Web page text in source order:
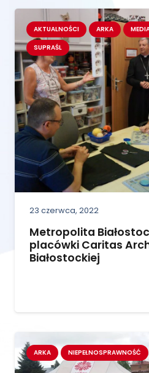
AKTUALNOŚCI ARKA
SUPRAŚL
23 czerwca, 2022
Metropolita
placówki Caritas
Białostockiej
ARKA NIEPEŁNOSPRAWNOŚĆ